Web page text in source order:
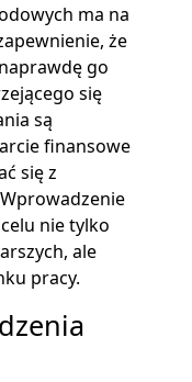
ma na
że
go
się
są
finansowe
się z
nie tylko
ale
pracy.